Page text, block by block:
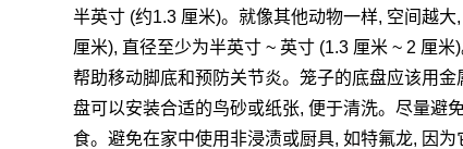
半英寸 (约1.3 厘米)。就像其他动物一样, 空间越
厘米), 直径至少为半英寸 ~ 英寸 (1.3 厘米 ~ 2 厘
帮助移动脚底和预防关节炎。笼子的底盘应该用
盘可以安装合适的鸟砂或纸张, 便于清洗。尽量避
食。避免在家中使用非浸渍或厨具, 如特氟龙, 因为